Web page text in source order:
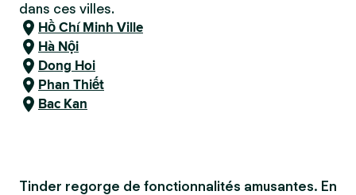
dans ces villes.
Hồ Chí Minh Ville
Hà Nội
Dong Hoi
Phan Thiết
Bac Kan
Tinder regorge de fonctionnalités amusantes. En